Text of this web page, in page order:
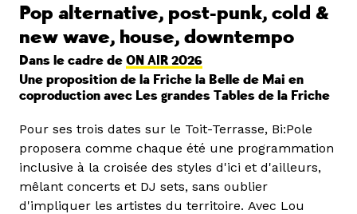
Pop alternative, post-punk, cold &
new wave, house, downtempo
Dans le cadre de ON AIR 2026
Une proposition de la Friche la Belle de Mai en
coproduction avec Les grandes Tables de la Friche
Pour ses trois dates sur le Toit-Terrasse, Bi:Pole
proposera comme chaque été une programmation
inclusive à la croisée des styles d'ici et d'ailleurs,
mêlant concerts et DJ sets, sans oublier
d'impliquer les artistes du territoire. Avec Lou